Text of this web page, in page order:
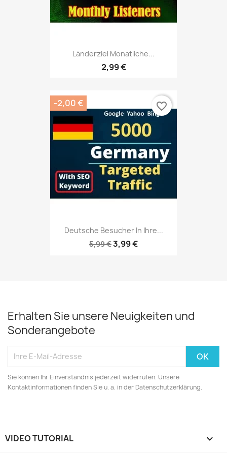
Länderziel Monatliche...
2,99 €
Deutsche Besucher In Ihre...
5,99 €3,99 €
-2,00 € favorite_border
Erhalten Sie unsere Neuigkeiten und
Sonderangebote
Sie können Ihr Einverständnis jederzeit widerrufen. Unsere
Kontaktinformationen finden Sie u. a. in der Datenschutzerklärung.
VIDEO TUTORIAL 